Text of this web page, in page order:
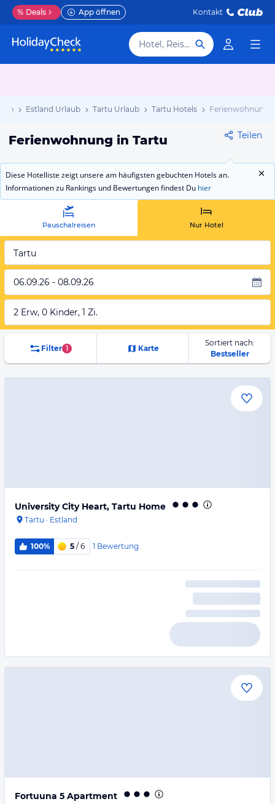
% Deals App öffnen Kontakt
Hotel, Reiseziel
Estland Urlaub Tartu Urlaub Tartu Hotels Ferienwohnung
Ferienwohnung in Tartu Teilen
Diese Hotelliste zeigt unsere am häufigsten gebuchten Hotels an.
Informationen zu Rankings und Bewertungen findest Du hier
Pauschalreisen Nur Hotel
Tartu
06.09.26 - 08.09.26
2 Erw, 0 Kinder, 1 Zi.
Filter 1 Karte
Sortiert nach:
Bestseller
University City Heart, Tartu Home
Tartu · Estland
100% 5 / 6 1 Bewertung
Fortuuna 5 Apartment